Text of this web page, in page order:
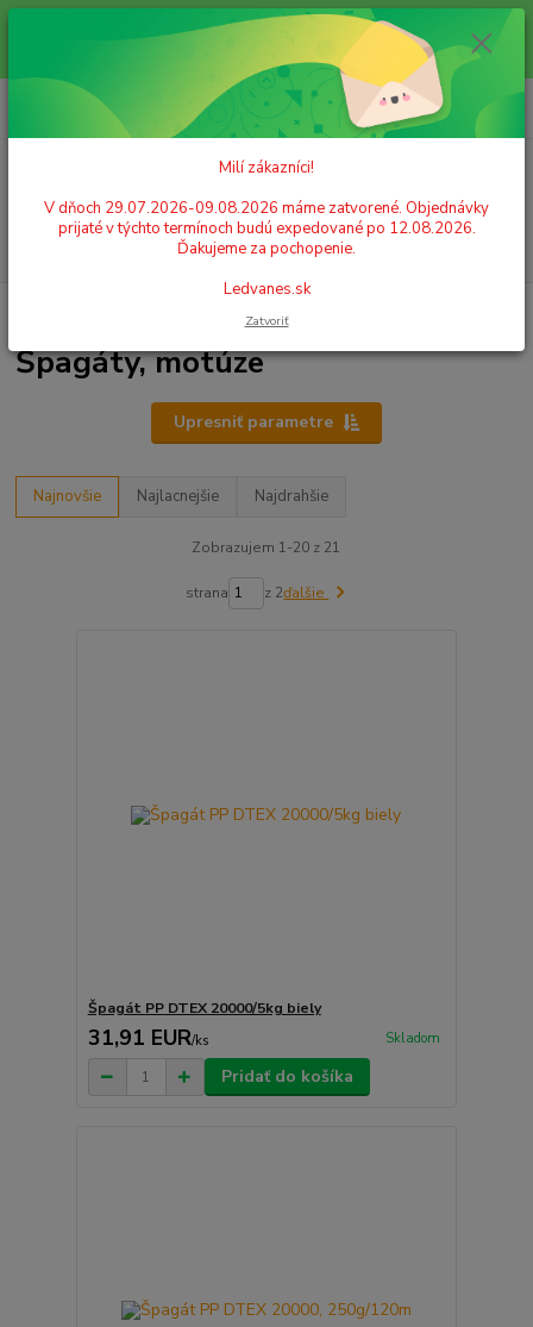
Milí zákazníci! V dňoch 29.07.2026-09.08.2026 máme zatvorené.
Objednávky prijaté v týchto termínoch budú expedované po 12.08.2026.
Ďakujeme za pochopenie. Ledvanes.sk
+421 908 755 958
Po. - Pia. od 9:00 hod. - 16:00 hod.
za0,00 EUR
Špagáty, motúze
Upresniť parametre
Najnovšie Najlacnejšie Najdrahšie
Zobrazujem 1-20 z 21
strana z 2ďalšie
Špagát PP DTEX 20000/5kg biely
31,91 EUR/ks Skladom
Pridať do košíka
Milí zákazníci!
V dňoch 29.07.2026-09.08.2026 máme zatvorené. Objednávky
prijaté v týchto termínoch budú expedované po 12.08.2026.
Ďakujeme za pochopenie.
Ledvanes.sk
Zatvoriť